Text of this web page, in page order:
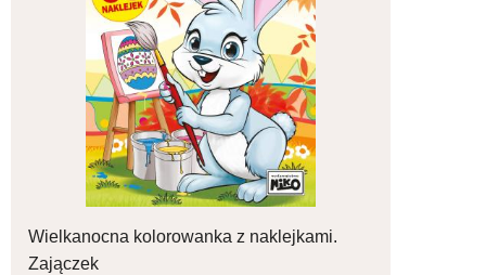
Wielkanocna kolorowanka z naklejkami.
Zajączek